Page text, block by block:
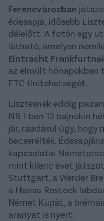
Ferencvárosban
édesapja, idősebb
délelőtt. A fotón egy
látható, amelyen
Eintracht
az elmúlt hónapokban
FTC tinitehetségét.
Lisztesnek eddig
NB I-ben 12 bajnokin
jár, ráadásul úgy, hogy
becserélték.
kapcsolatai
mint kilenc évet
Stuttgart, a Werder
a Hansa Rostock
Német Kupát, a
aranyat is nyert.